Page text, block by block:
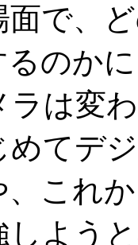
で、
のか
ラは変
めてデ
これ
よう